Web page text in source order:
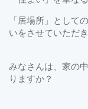
「居場所」として
いをさせていただき
みなさんは、家の
りますか？